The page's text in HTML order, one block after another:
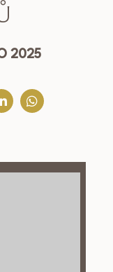
2025